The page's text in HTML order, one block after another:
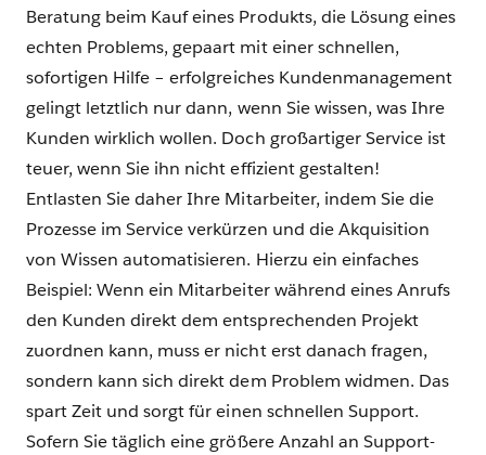
Beratung beim Kauf eines Produkts, die Lösung eines
echten Problems, gepaart mit einer schnellen,
sofortigen Hilfe – erfolgreiches Kundenmanagement
gelingt letztlich nur dann, wenn Sie wissen, was Ihre
Kunden wirklich wollen. Doch großartiger Service ist
teuer, wenn Sie ihn nicht effizient gestalten!
Entlasten Sie daher Ihre Mitarbeiter, indem Sie die
Prozesse im Service verkürzen und die Akquisition
von Wissen automatisieren. Hierzu ein einfaches
Beispiel: Wenn ein Mitarbeiter während eines Anrufs
den Kunden direkt dem entsprechenden Projekt
zuordnen kann, muss er nicht erst danach fragen,
sondern kann sich direkt dem Problem widmen. Das
spart Zeit und sorgt für einen schnellen Support.
Sofern Sie täglich eine größere Anzahl an Support-